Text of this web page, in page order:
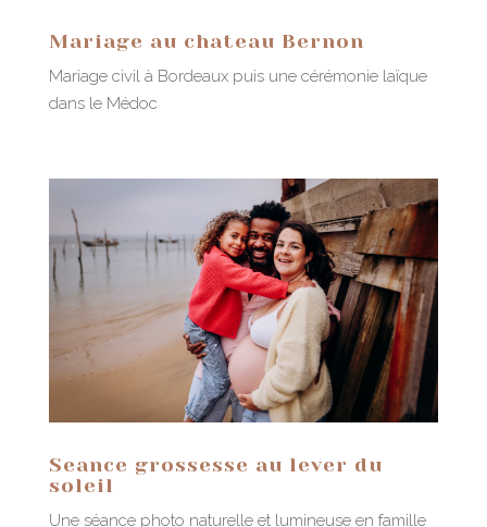
Mariage au chateau Bernon
Mariage civil à Bordeaux puis une cérémonie laïque
dans le Médoc
Seance grossesse au lever du
soleil
Une séance photo naturelle et lumineuse en famille